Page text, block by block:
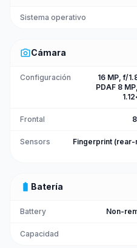
Sistema operativo
photo_cameraCámara
Configuración
16 MP, f/
PDAF 8
Frontal
Sensors
Fingerprint
battery_full Batería
Battery Non-
Capacidad